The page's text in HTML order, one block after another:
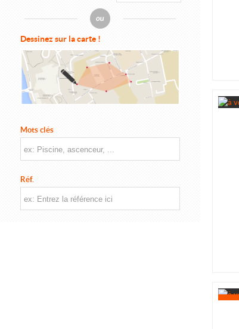
Dessinez sur la carte !
Mots clés
Réf.